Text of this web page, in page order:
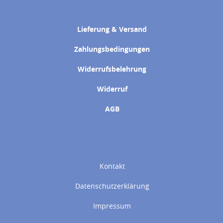
Lieferung & Versand
Zahlungsbedingungen
Widerrufsbelehrung
Widerruf
AGB
Kontakt
Datenschutzerklärung
Impressum